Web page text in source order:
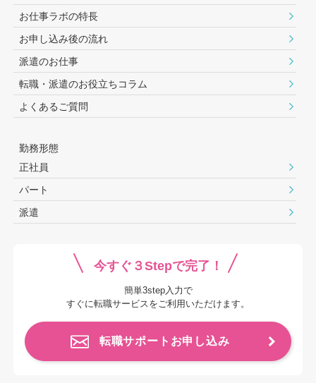
お仕事ラボの特長
お申し込み後の流れ
派遣のお仕事
転職・派遣のお役⽴ちコラム
よくあるご質問
勤務形態
正社員
パート
派遣
今すぐ３Stepで完了！
簡単3step入力で
すぐに転職サービスをご利用いただけます。
転職サポートお申し込み